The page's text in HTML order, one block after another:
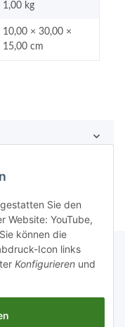
1,00 kg
10,00 × 30,00 ×
15,00 cm
Sie den
Website: YouTube,
können die
Icon links
Konfigurieren und